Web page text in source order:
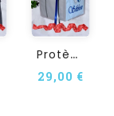
P
Rotège Carnet De Santé...
29,00 €